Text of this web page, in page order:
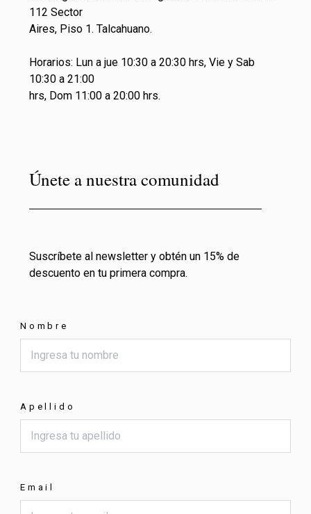
112 Sector
Aires, Piso 1. Talcahuano.
Horarios: Lun a jue 10:30 a 20:30 hrs, Vie y Sab
10:30 a 21:00
hrs, Dom 11:00 a 20:00 hrs.
Únete a nuestra comunidad
Suscríbete al newsletter y obtén un 15% de
descuento en tu primera compra.
Nombre
Apellido
Email